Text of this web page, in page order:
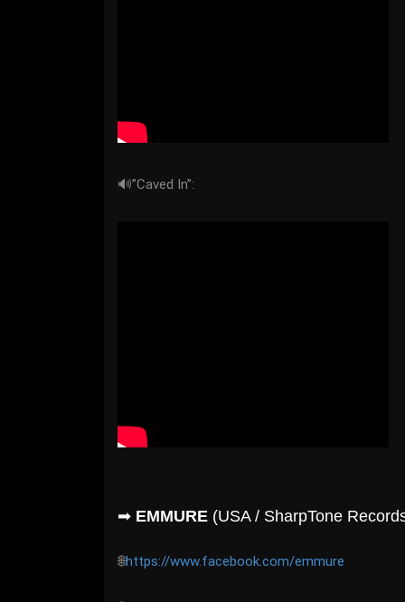
🔊”Caved In”:
➡ EMMURE (USA / SharpTone
🌐https://www.facebook.com/emmure